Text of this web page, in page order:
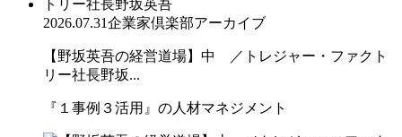
2026.07.31企業家倶楽部アーカイブ
【野坂英吾の経営道場】中 ／トレジャー・ファクト
リー社長野坂...
『１事例３活用』の人材マネジメント